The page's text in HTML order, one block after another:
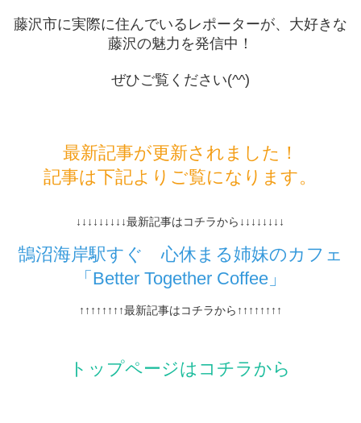
藤沢市に実際に住んでいるレポーターが、大好きな
藤沢の魅力を発信中！
ぜひご覧ください(^^)
最新記事が更新されました！
記事は下記よりご覧になります。
↓↓↓↓↓↓↓↓↓最新記事はコチラから↓↓↓↓↓↓↓↓
鵠沼海岸駅すぐ 心休まる姉妹のカフェ
「Better Together Coffee」
↑↑↑↑↑↑↑↑最新記事はコチラから↑↑↑↑↑↑↑↑
トップページはコチラから